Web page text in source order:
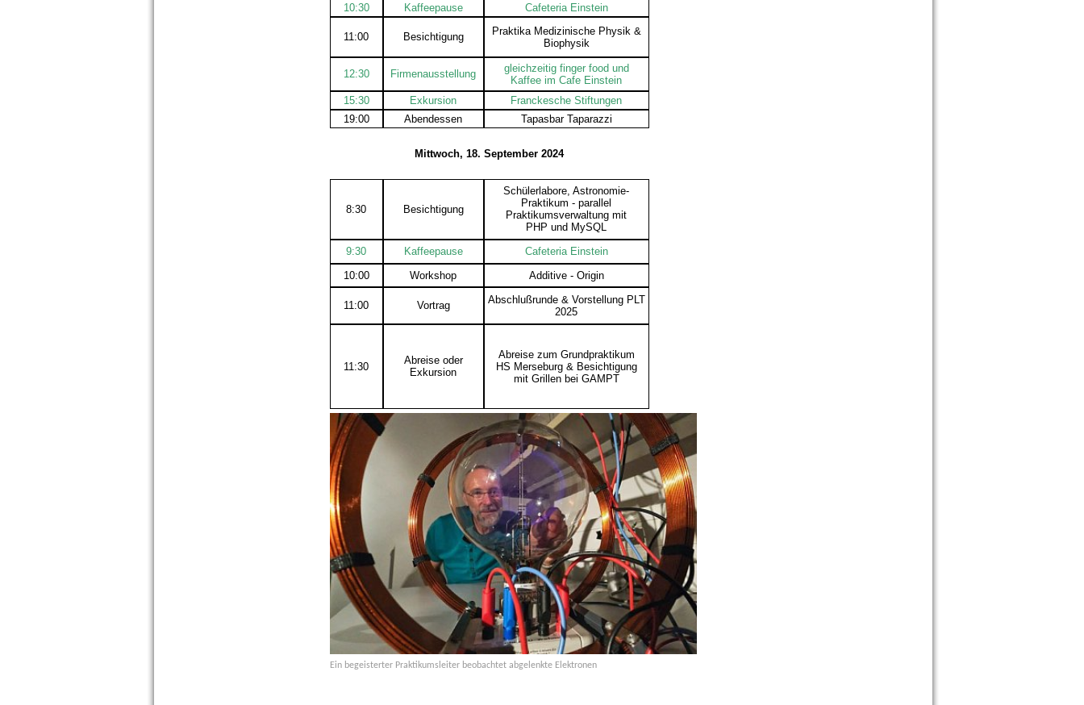
10:30
Kaffeepause Cafeteria Einstein
11:00 Besichtigung
Praktika Medizinische Physik &
Biophysik
12:30 Firmenausstellung
gleichzeitig finger food und
Kaffee im Cafe Einstein
15:30
Exkursion
Franckesche Stiftungen
19:00
Abendessen Tapasbar Taparazzi
Mittwoch, 18. September 2024
8:30 Besichtigung
Schülerlabore, Astronomie-
Praktikum - parallel
Praktikumsverwaltung mit
PHP und MySQL
9:30
Kaffeepause
Cafeteria Einstein
10:00
Workshop Additive - Origin
11:00 Vortrag
Abschlußrunde & Vorstellung PLT
2025
11:30
Abreise oder
Exkursion
Abreise zum Grundpraktikum
HS Merseburg & Besichtigung
mit Grillen bei GAMPT
Ein begeisterter Praktikumsleiter beobachtet abgelenkte Elektronen